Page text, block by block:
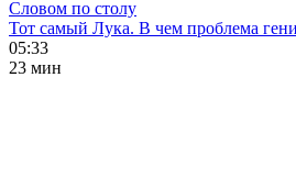
Словом по столу
Тот самый Лука. В чем проблема
05:33
23 мин